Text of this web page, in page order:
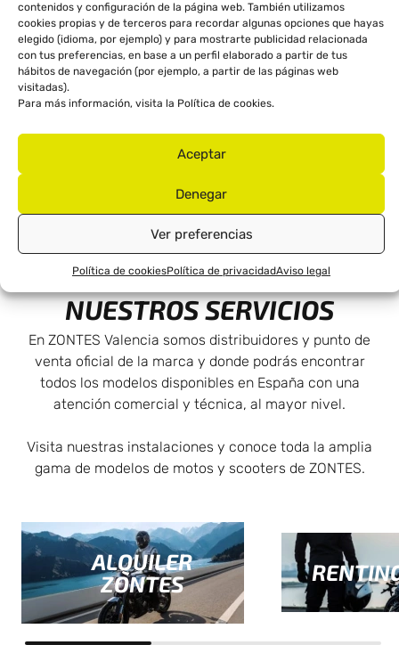
contenidos y configuración de la página web. También utilizamos
cookies propias y de terceros para recordar algunas opciones que hayas
elegido (idioma, por ejemplo) y para mostrarte publicidad relacionada
con tus preferencias, en base a un perfil elaborado a partir de tus
hábitos de navegación (por ejemplo, a partir de las páginas web
visitadas).
Para más información, visita la Política de cookies.
Aceptar
Denegar
Ver preferencias
Política de cookiesPolítica de privacidadAviso legal
Haz clic para aceptar márketing cookies y
habilitar este contenido
CONCESIONARIO ZONTES VALENCIA
NUESTROS SERVICIOS
En ZONTES Valencia somos distribuidores y punto de
venta oficial de la marca y donde podrás encontrar
todos los modelos disponibles en España con una
atención comercial y técnica, al mayor nivel.
Visita nuestras instalaciones y conoce toda la amplia
gama de modelos de motos y scooters de ZONTES.
ALQUILER
ZONTES